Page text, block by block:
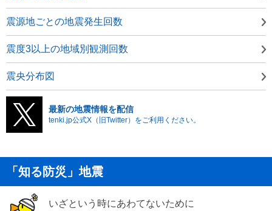
震源地ごとの地震発生回数
震度3以上の地域別観測回数
震央分布図
最新の地震情報を配信
tenki.jp公式X（旧Twitter）をご利用ください。
「知る防災」地震
いざという時にあわてないために